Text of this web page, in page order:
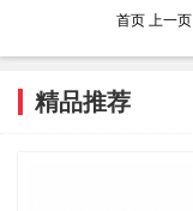
首页 上一页
精品推荐